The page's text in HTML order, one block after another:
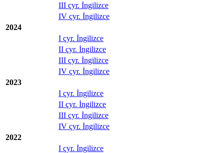
III çyr. İngilizce
IV çyr. İngilizce
2024
I çyr. İngilizce
II çyr. İngilizce
III çyr. İngilizce
IV çyr. İngilizce
2023
I çyr. İngilizce
II çyr. İngilizce
III çyr. İngilizce
IV çyr. İngilizce
2022
I çyr. İngilizce